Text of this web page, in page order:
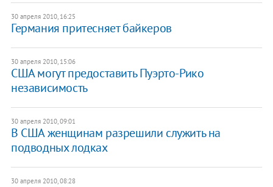
30 апреля 2010, 16:25
Германия притесняет байкеров
30 апреля 2010, 15:06
США могут предоставить Пуэрто-Рико
независимость
30 апреля 2010, 09:01
В США женщинам разрешили служить на
подводных лодках
30 апреля 2010, 08:28